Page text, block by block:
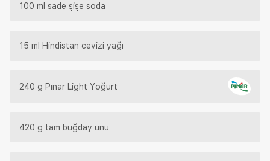
100 ml sade şişe soda
15 ml Hindistan cevizi yağı
240 g Pınar Light Yoğurt
420 g tam buğday unu